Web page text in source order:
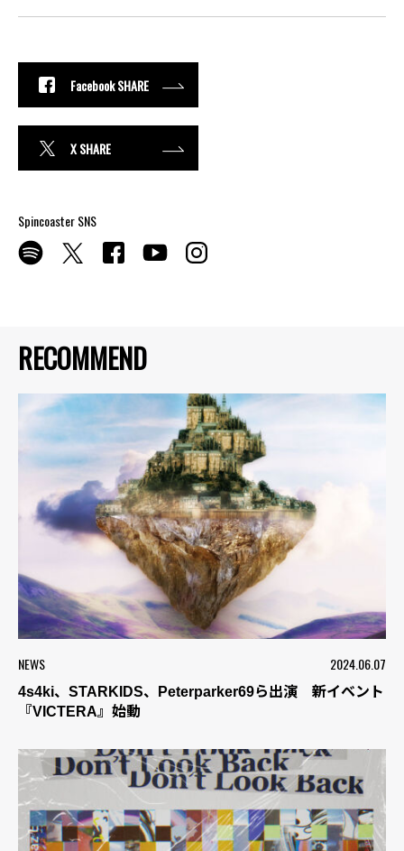
RECOMMEND
NEWS 2024.06.07
4s4ki、STARKIDS、Peterparker69ら出演 新イベント
『VICTERA』始動
Facebook SHARE
X SHARE
Spincoaster SNS